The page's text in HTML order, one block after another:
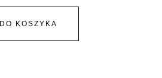
DO KOSZYKA